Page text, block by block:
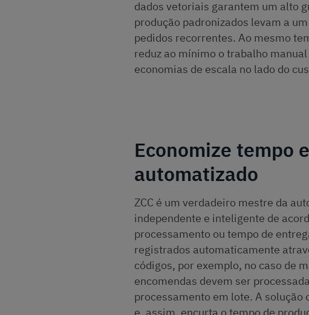
dados vetoriais garantem um alto
produção padronizados levam a
pedidos recorrentes. Ao mesmo
reduz ao mínimo o trabalho
economias de escala no lado do
Economize tempo
automatizado
ZCC é um verdadeiro mestre da
independente e inteligente de
processamento ou tempo de
registrados automaticamente
códigos, por exemplo, no caso de
encomendas devem ser
processamento em lote. A solução